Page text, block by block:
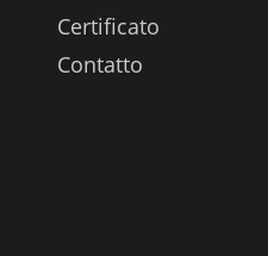
Certificato
Contatto